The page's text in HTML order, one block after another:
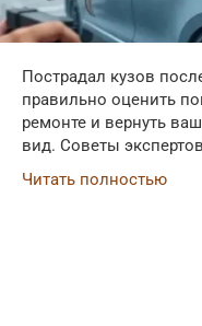
Пострадал кузов
правильно оценить
ремонте и вернуть
вид. Советы
Читать полностью